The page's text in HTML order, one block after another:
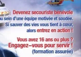
2023
PSC - PAE
2022